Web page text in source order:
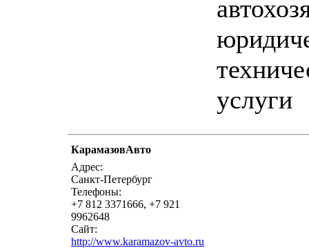
услуги
КарамазовАвто
Адрес:
Санкт-Петербург
Телефоны:
+7 812 3371666, +7 921
9962648
Сайт:
http://www.karamazov-avto.ru